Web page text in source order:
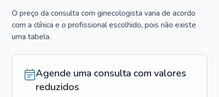
O preço da consulta com ginecologista varia de acordo
com a clínica e o profissional escolhido, pois não existe
uma tabela.
Agende uma consulta com valores
reduzidos